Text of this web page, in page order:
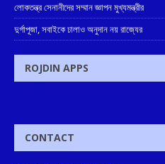
লোকতন্ত্র সেনানীদের সম্মান জ্ঞাপন মুখ্যমন্ত্রীর
দুর্গাপূজা, সবাইকে ঢালাও অনুদান নয় রাজ্যের
ROJDIN APPS
CONTACT